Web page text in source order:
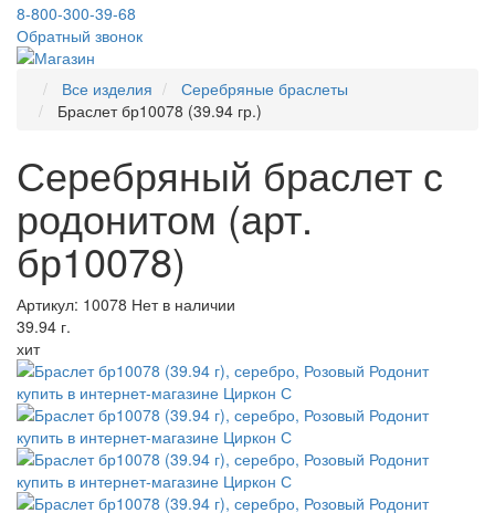
8-800-300-39-68
Обратный звонок
Все изделия
Серебряные браслеты
Браслет бр10078 (39.94 гр.)
Серебряный браслет с
родонитом (арт.
бр10078)
Артикул: 10078 Нет в наличии
39.94 г.
хит